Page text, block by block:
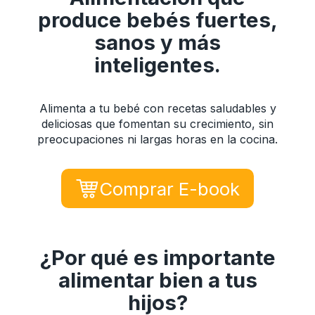
produce bebés fuertes,
sanos y más
inteligentes.
Alimenta a tu bebé con recetas saludables y
deliciosas que fomentan su crecimiento, sin
preocupaciones ni largas horas en la cocina.
Comprar E-book
¿Por qué es importante
alimentar bien a tus
hijos?